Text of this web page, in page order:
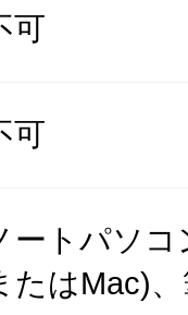
可
可
ートパソ
たはMac)